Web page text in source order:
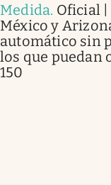
Medida. Oficial |
México y
automático sin
los que puedan
150